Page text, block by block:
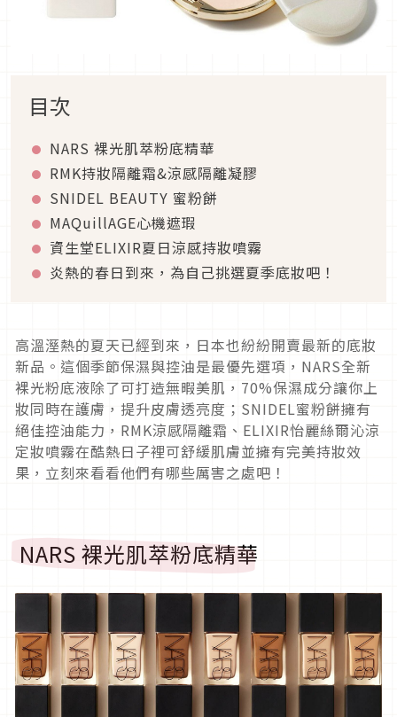
目次
NARS 裸光肌萃粉底精華
RMK持妝隔離霜&涼感隔離凝膠
SNIDEL BEAUTY 蜜粉餅
MAQuillAGE心機遮瑕
資生堂ELIXIR夏日涼感持妝噴霧
炎熱的春日到來，為自己挑選夏季底妝吧！
高溫溼熱的夏天已經到來，日本也紛紛開賣最新的底妝
新品。這個季節保濕與控油是最優先選項，NARS全新
裸光粉底液除了可打造無暇美肌，70%保濕成分讓你上
妝同時在護膚，提升皮膚透亮度；SNIDEL蜜粉餅擁有
絕佳控油能力，RMK涼感隔離霜、ELIXIR怡麗絲爾沁涼
定妝噴霧在酷熱日子裡可舒緩肌膚並擁有完美持妝效
果，立刻來看看他們有哪些厲害之處吧！
NARS 裸光肌萃粉底精華